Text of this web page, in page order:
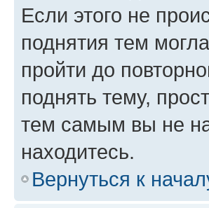
Если этого не
поднятия тем
пройти до
поднять тему,
тем самым вы не
находитесь.
Вернуться к